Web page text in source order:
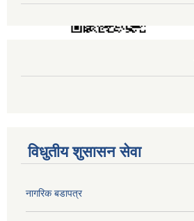
विधुतीय शुसासन सेवा
नागरिक बडापत्र